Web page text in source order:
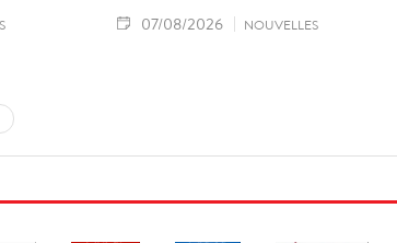
07/08/2026 NOUVELLES